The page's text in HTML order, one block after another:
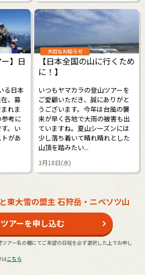
】日
る日本
、募
れま
考に
。い
があ
大切なお知らせ
【日本全国の山に行くため
に！】
いつもヤマカラの登山ツアーを
ご愛顧いただき、誠にありがと
うございます。今年は台風の襲
来が早く各地で大雨の被害も出
ていますね。夏山シーズンには
少し落ち着いて晴れ晴れとした
山頂を踏みたい...
3月18日(水)
東大雪の盟主 石狩岳・ニペソツ山
ツアーを申し込む
アー名の欄にてご希望の日程を必ず選択した上でお申し
はこちら